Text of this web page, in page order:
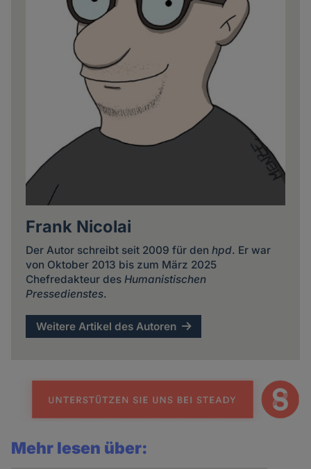
Frank Nicolai
Der Autor schreibt seit 2009 für den hpd. Er war
von Oktober 2013 bis zum März 2025
Chefredakteur des Humanistischen
Pressedienstes.
Weitere Artikel des Autoren
Mehr lesen über: